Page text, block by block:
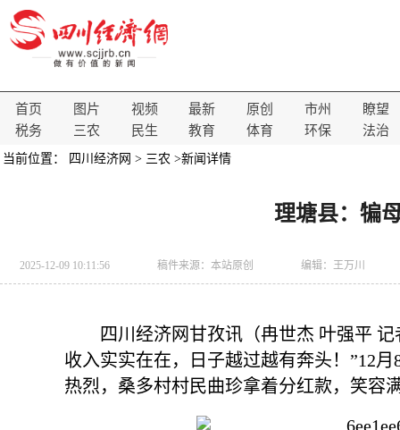
首页 图片 视频 最新 原创 市州
瞭望
税务
三农 民生 教育 体育 环保 法治
当前位置： 四川经济网 > 三农 >新闻详情
理塘县：犏
2025-12-09 10:11:56 稿件来源： 本站原创 编辑：王万川
四川经济网甘孜讯（冉世杰 叶强平
收入实实在在，日子越过越有奔头！”12
热烈，桑多村村民曲珍拿着分红款，笑容